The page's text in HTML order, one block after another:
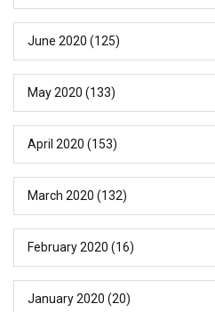
June 2020 (125)
May 2020 (133)
April 2020 (153)
March 2020 (132)
February 2020 (16)
January 2020 (20)